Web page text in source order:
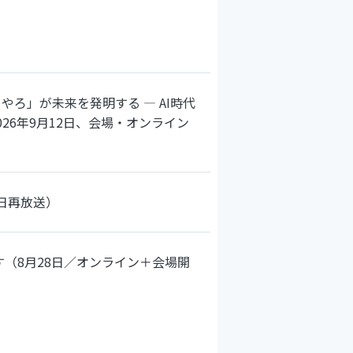
ろ」が未来を発明する ― AI時代
年9月12日、会場・オンライン
放送）
8月28日／オンライン＋会場開